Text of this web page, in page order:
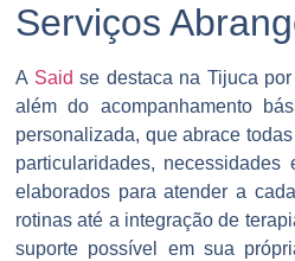
Serviços
A Said se destaca na Tijuca
além do acompanhamento
personalizada, que abrace
particularidades,
elaborados para atender a
rotinas até a integração de
suporte possível em sua